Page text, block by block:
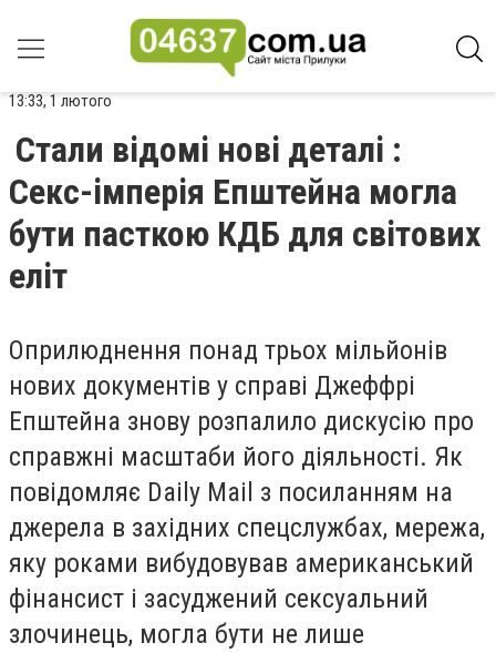
13:33, 1 лютого
Стали відомі нові деталі :
Секс-імперія Епштейна могла
бути пасткою КДБ для світових
еліт
Оприлюднення понад трьох мільйонів
нових документів у справі Джеффрі
Епштейна знову розпалило дискусію про
справжні масштаби його діяльності. Як
повідомляє Daily Mail з посиланням на
джерела в західних спецслужбах, мережа,
яку роками вибудовував американський
фінансист і засуджений сексуальний
злочинець, могла бути не лише